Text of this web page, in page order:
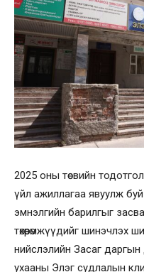
2025 оны төсвийн
үйл ажиллагаа явуулж
эмнэлгийн барилгыг
төхөөрөмжүүдийг
нийслэлийн Засаг
ухааны Элэг судлалын